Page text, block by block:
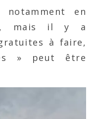
en
mais il y a
à faire,
» peut être